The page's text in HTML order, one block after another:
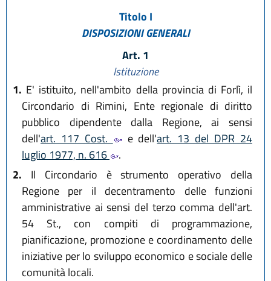
Titolo I
DISPOSIZIONI GENERALI
Art. 1
Istituzione
1. E' istituito, nell'ambito della provincia di Forlì, il
Circondario di Rimini, Ente regionale di diritto
pubblico dipendente dalla Regione, ai sensi
dell'art. 117 Cost. e dell'art. 13 del DPR 24
luglio 1977, n. 616
.
2. Il Circondario è strumento operativo della
Regione per il decentramento delle funzioni
amministrative ai sensi del terzo comma dell'art.
54 St., con compiti di programmazione,
pianificazione, promozione e coordinamento delle
iniziative per lo sviluppo economico e sociale delle
comunità locali.